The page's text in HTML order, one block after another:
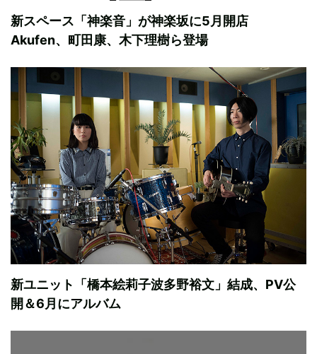
新スペース「神楽音」が神楽坂に5月開店
Akufen、町田康、木下理樹ら登場
新ユニット「橋本絵莉子波多野裕文」結成、PV公
開＆6月にアルバム